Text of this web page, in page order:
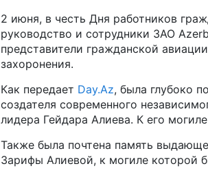
2 июня, в честь Дня работников
руководство и сотрудники ЗАО
представители гражданской
захоронения.
Как передает Day.Az, была глубоко
создателя современного
лидера Гейдара Алиева. К его
Также была почтена память
Зарифы Алиевой, к могиле которой